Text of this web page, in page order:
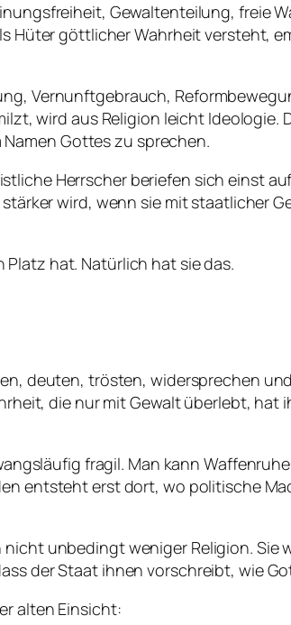
Gewaltenteilung, freie
Hüter göttlicher Wahrheit versteht,
Vernunftgebrauch,
wird aus Religion leicht Ideologie.
Gottes zu sprechen.
Herrscher beriefen sich einst
wird, wenn sie mit staatlicher
hat. Natürlich hat sie das.
deuten, trösten, widersprechen
die nur mit Gewalt überlebt, hat
fragil. Man kann
entsteht erst dort, wo politische
unbedingt weniger Religion. Sie
der Staat ihnen vorschreibt, wie
alten Einsicht: